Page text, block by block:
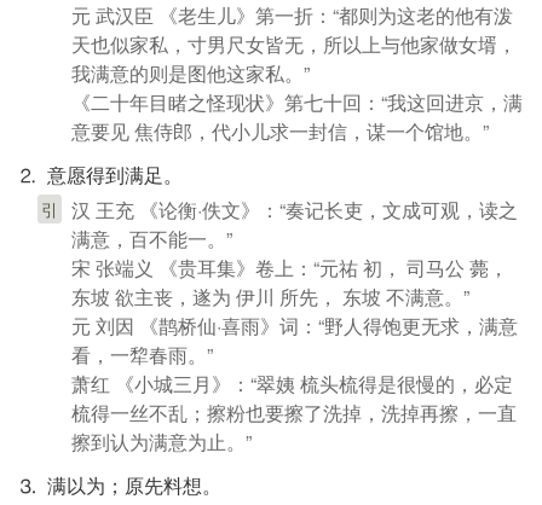
元 武汉臣 《老生儿》第一折：“都则为这老的他有泼
天也似家私，寸男尺女皆无，所以上与他家做女壻，
我满意的则是图他这家私。”
《二十年目睹之怪现状》第七十回：“我这回进京，满
意要见 焦侍郎，代小儿求一封信，谋一个馆地。”
⒉ 意愿得到满足。
引
汉 王充 《论衡·佚文》：“奏记长吏，文成可观，读之
满意，百不能一。”
宋 张端义 《贵耳集》卷上：“元祐 初， 司马公 薨，
东坡 欲主丧，遂为 伊川 所先， 东坡 不满意。”
元 刘因 《鹊桥仙·喜雨》词：“野人得饱更无求，满意
看，一犂春雨。”
萧红 《小城三月》：“翠姨 梳头梳得是很慢的，必定
梳得一丝不乱；擦粉也要擦了洗掉，洗掉再擦，一直
擦到认为满意为止。”
⒊ 满以为；原先料想。